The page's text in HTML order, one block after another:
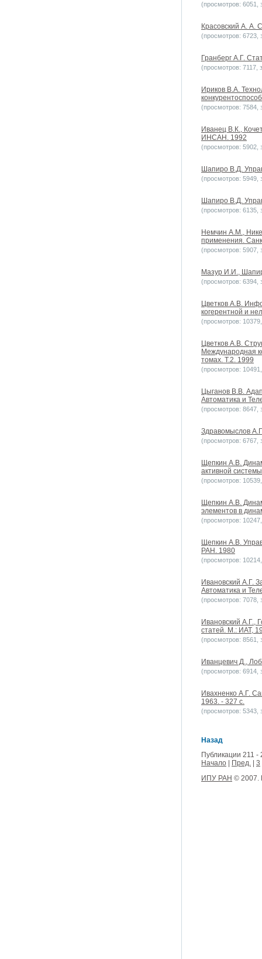
(просмотров: 6051,
Красовский А. А.
(просмотров: 6723,
Гранберг А.Г.
(просмотров: 7117,
Ириков В.А.
(просмотров: 7584,
Иванец В.К.,
ИНСАН. 1992
(просмотров: 5902,
Шапиро В.Д.
(просмотров: 5949,
Шапиро В.Д.
(просмотров: 6135,
Немчин А.М.,
применения.
(просмотров: 5907,
Мазур И.И.,
(просмотров: 6394,
Цветков А.В.
когерентной и
(просмотров:
Цветков А.В.
Международная
томах. Т.2. 1999
(просмотров:
Цыганов В.В.
Автоматика и
(просмотров: 8647,
Здравомыслов
(просмотров: 6767,
Щепкин А.В.
активной
(просмотров:
Щепкин А.В.
элементов в
(просмотров:
Щепкин А.В.
РАН. 1980
(просмотров:
Ивановский А.Г.
Автоматика и
(просмотров: 7078,
Ивановский А.Г.,
статей. М.: ИАТ,
(просмотров: 8561,
Иванцевич Д.,
(просмотров: 6914,
Ивахненко А.Г.
1963. - 327 с.
(просмотров: 5343,
Назад
Публикации 211 -
Начало
Пред.
3
ИПУ РАН © 2007.